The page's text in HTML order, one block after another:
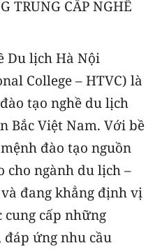
TRUNG CẤP NGHỀ
Du lịch Hà Nội
College – HTVC) là
tạo nghề du lịch
Bắc Việt Nam. Với bề
đào tạo nguồn
cho ngành du lịch –
đang khẳng định vị
cấp những
đáp ứng nhu cầu